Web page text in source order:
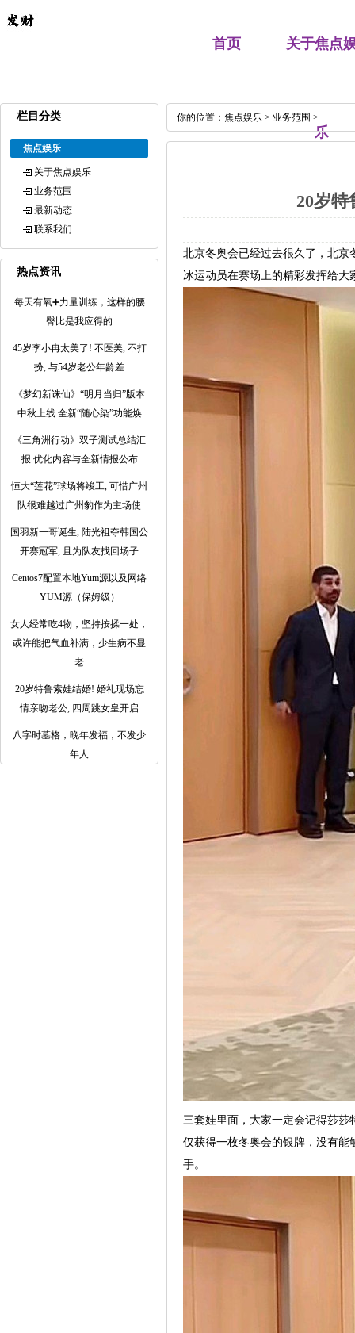
首页 关于焦点
乐
栏目分类
焦点娱乐
关于焦点娱乐
业务范围
最新动态
联系我们
热点资讯
每天有氧➕力量训练，这样的腰
臀比是我应得的
45岁李小冉太美了! 不医美, 不打
扮, 与54岁老公年龄差
《梦幻新诛仙》“明月当归”版本
中秋上线 全新“随心染”功能焕
《三角洲行动》双子测试总结汇
报 优化内容与全新情报公布
恒大“莲花”球场将竣工, 可惜广州
队很难越过广州豹作为主场使
国羽新一哥诞生, 陆光祖夺韩国公
开赛冠军, 且为队友找回场子
Centos7配置本地Yum源以及网络
YUM源（保姆级）
女人经常吃4物，坚持按揉一处，
或许能把气血补满，少生病不显
老
20岁特鲁索娃结婚! 婚礼现场忘
情亲吻老公, 四周跳女皇开启
八字时墓格，晚年发福，不发少
年人
你的位置： 焦点娱乐 > 业务范围 >
20岁
北京冬奥会已经过去很久了，北
冰运动员在赛场上的精彩发挥给
三套娃里面，大家一定会记得莎
仅获得一枚冬奥会的银牌，没有
手。